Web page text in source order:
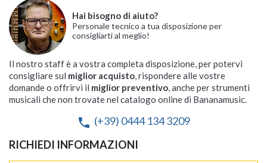
Hai bisogno di aiuto?
Personale tecnico a tua disposizione per
consigliarti al meglio!
Il nostro staff è a vostra completa disposizione, per potervi
consigliare sul miglior acquisto, rispondere alle vostre
domande o offrirvi il miglior preventivo, anche per strumenti
musicali che non trovate nel catalogo online di Bananamusic.
phone (+39) 0444 134 3209
RICHIEDI INFORMAZIONI